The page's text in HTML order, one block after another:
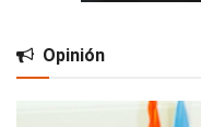
Opinión